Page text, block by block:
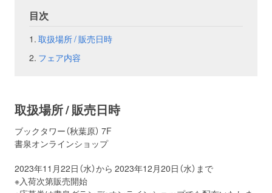
目次
取扱場所 / 販売日時
フェア内容
取扱場所 / 販売日時
ブックタワー（秋葉原） 7F
書泉オンラインショップ
2023年11月22日（水）から 2023年12月20日（水）まで
※入荷次第販売開始